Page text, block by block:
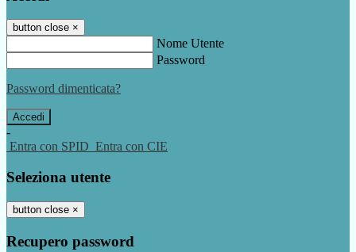
button close ×
Nome Utente
Password
Password dimenticata?
-
Entra con SPID Entra con CIE
Seleziona utente
button close ×
Recupero password